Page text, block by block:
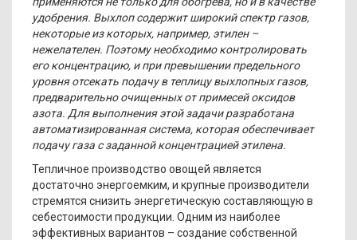
удобрения. Выхлоп содержит широкий спектр газов,
некоторые из которых, например, этилен –
нежелателен. Поэтому необходимо контролировать
его концентрацию, и при превышении предельного
уровня отсекать подачу в теплицу выхлопных газов,
предварительно очищенных от примесей оксидов
азота. Для выполнения этой задачи разработана
автоматизированная система, которая обеспечивает
подачу газа с заданной концентрацией этилена.
Тепличное производство овощей является
достаточно энергоемким, и крупные производители
стремятся снизить энергетическую составляющую в
себестоимости продукции. Одним из наиболее
эффективных вариантов – создание собственной